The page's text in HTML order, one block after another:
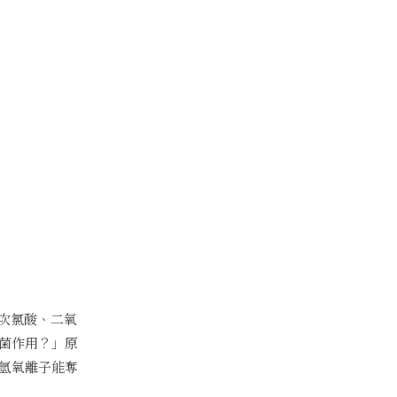
氯酸、二氧
作用？」原
氧離子能奪